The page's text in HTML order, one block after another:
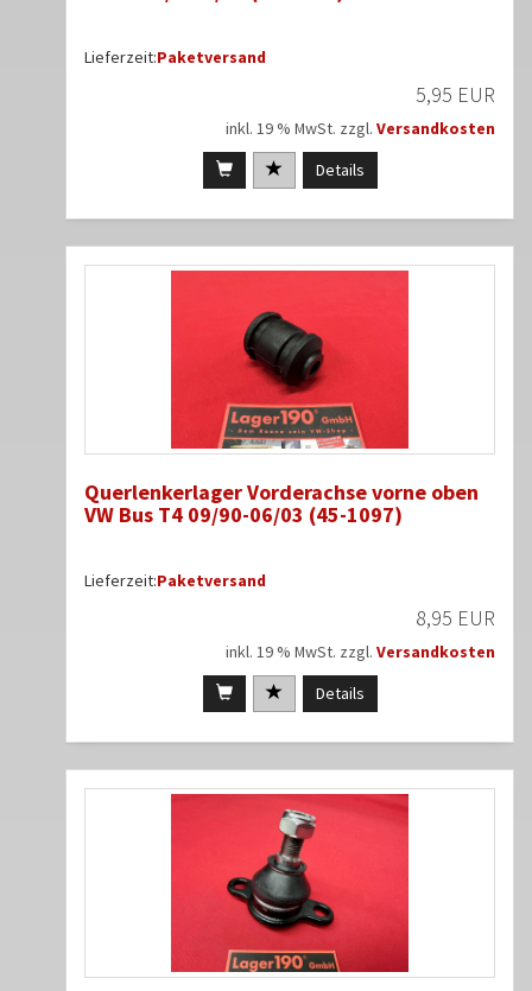
Lieferzeit:Paketversand
5,95 EUR
inkl. 19 % MwSt. zzgl. Versandkosten
Details
Querlenkerlager Vorderachse vorne oben
VW Bus T4 09/90-06/03 (45-1097)
Lieferzeit:Paketversand
8,95 EUR
inkl. 19 % MwSt. zzgl. Versandkosten
Details